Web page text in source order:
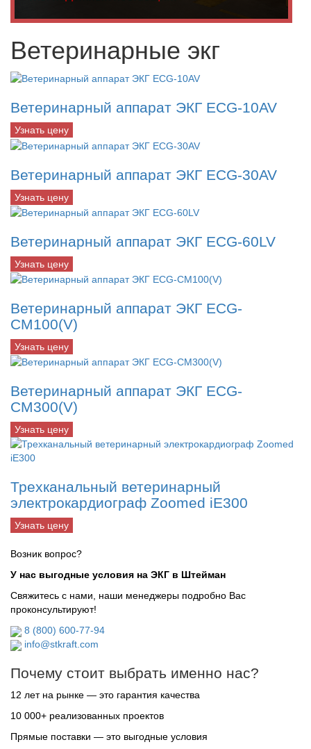
Ветеринарные экг
Ветеринарный аппарат ЭКГ ECG-10AV
Узнать цену
Ветеринарный аппарат ЭКГ ECG-30AV
Узнать цену
Ветеринарный аппарат ЭКГ ECG-60LV
Узнать цену
Ветеринарный аппарат ЭКГ ECG-
CM100(V)
Узнать цену
Ветеринарный аппарат ЭКГ ECG-
CM300(V)
Узнать цену
Трехканальный ветеринарный
электрокардиограф Zoomed iE300
Узнать цену
Возник вопрос?
У нас выгодные условия на ЭКГ в Штейман
Свяжитесь с нами, наши менеджеры подробно Вас
проконсультируют!
8 (800) 600-77-94
info@stkraft.com
Почему стоит выбрать именно нас?
12 лет на рынке — это гарантия качества
10 000+ реализованных проектов
Прямые поставки — это выгодные условия